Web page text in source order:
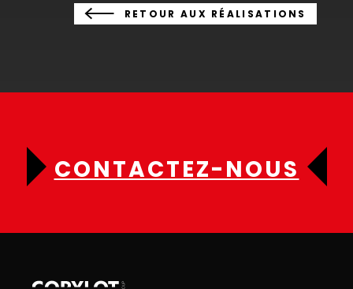
RETOUR AUX RÉALISATIONS
CONTACTEZ-NOUS